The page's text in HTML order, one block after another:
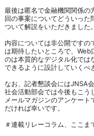
最後は匿名で金融機関関係の
回の事案についてどういっ
ついて解説をいただきました
内容については非公開です
は期待したいところで、
のは本質的なデジタル化では
できるように設計していくべ
なお、記者懇談会にはJNSA
社会活動部会では今後もこう
メールマガジンのアンケー
だければ幸いです。
＃連載リレーコラム、ここま